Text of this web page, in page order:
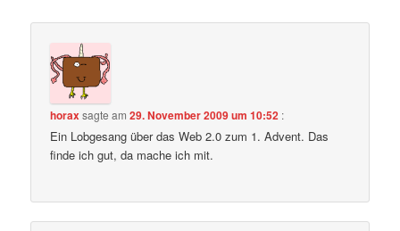
horaxsagte am29. November 2009 um 10:52 :
Ein Lobgesang über das Web 2.0 zum 1. Advent. Das
finde ich gut, da mache ich mit.